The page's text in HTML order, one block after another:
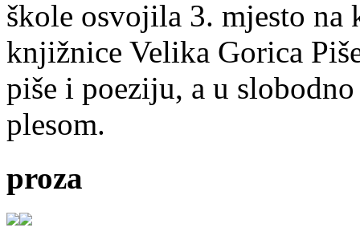
škole osvojila 3. mjesto na
knjižnice Velika Gorica
piše i poeziju, a u
plesom.
proza